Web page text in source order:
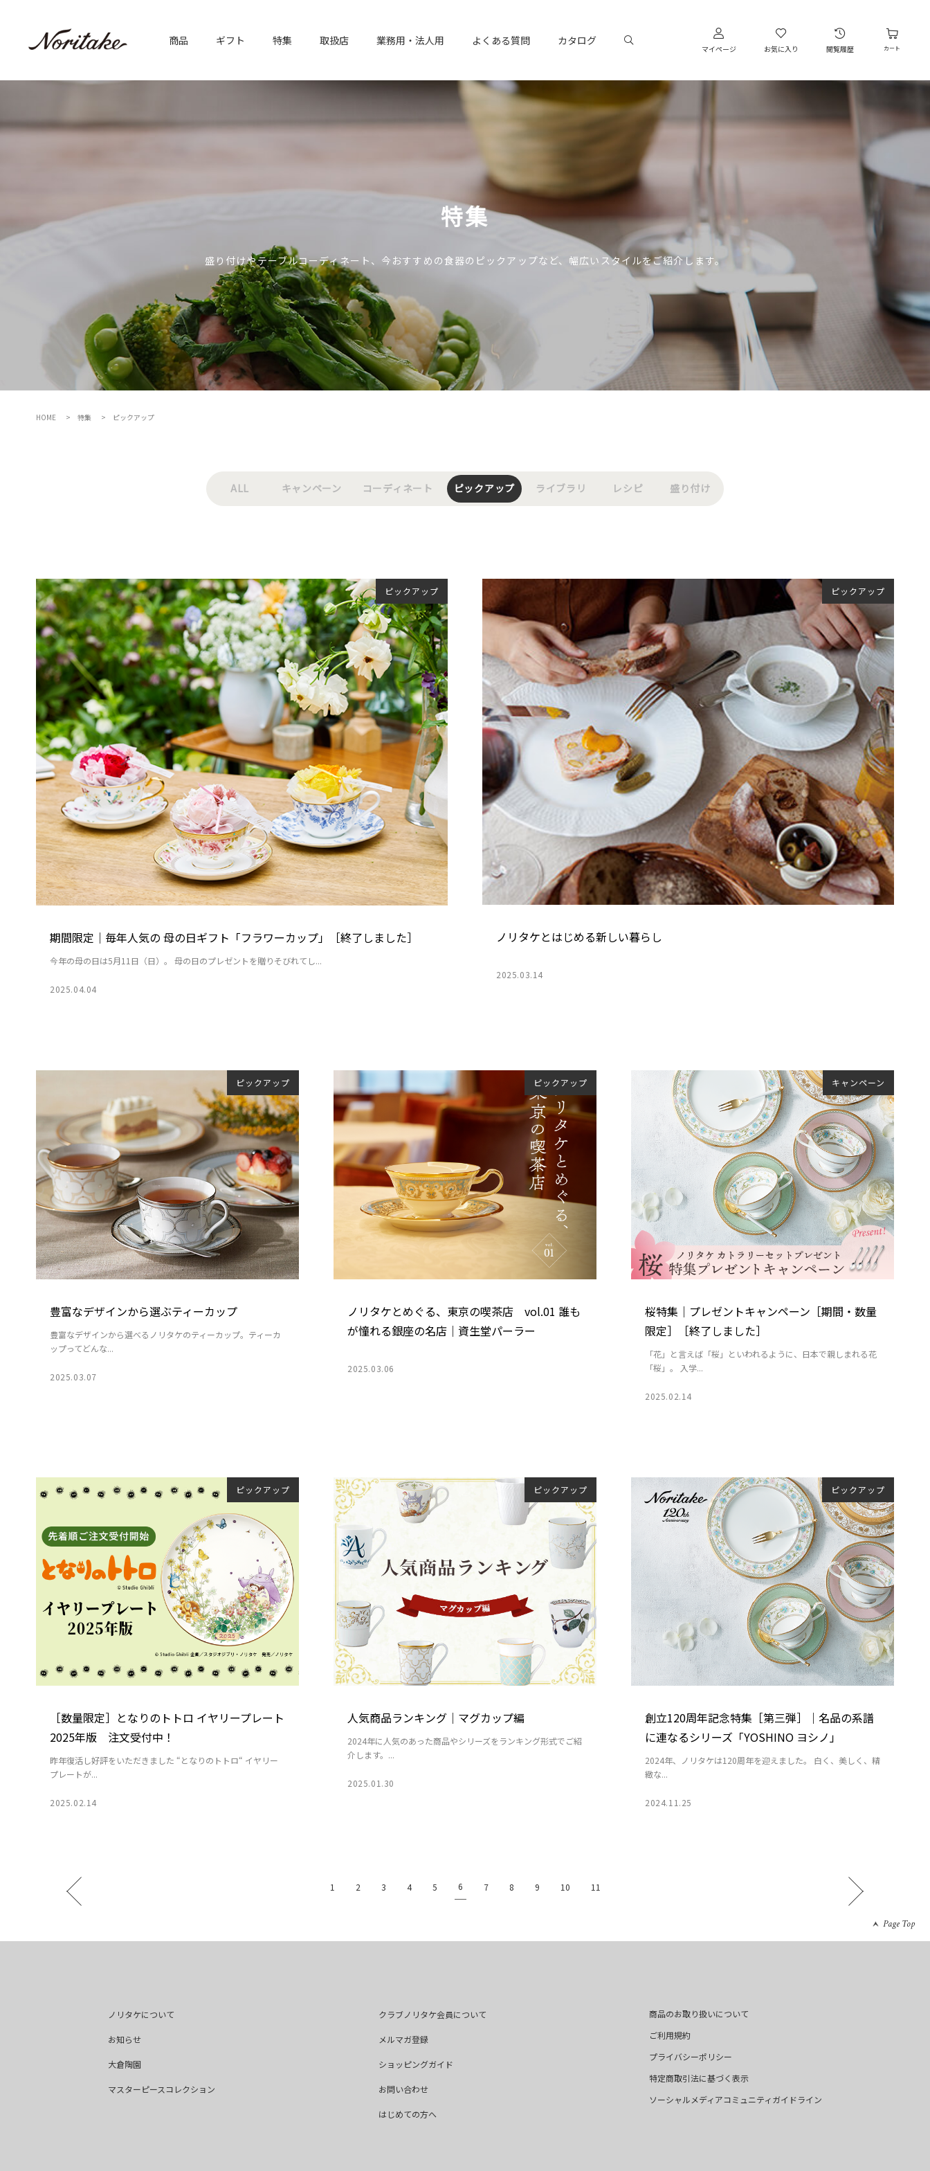
商品 ギフト 特集 取扱店 業務用・法人用 よくある質問 カタログ
マイページ お気に入り 閲覧履歴 カート
特集
盛り付けやテーブルコーディネート、今おすすめの食器のピックアップなど、幅広いスタイルをご紹介します。
HOME 特集 ピックアップ
ALL キャンペーン コーディネート ピックアップ ライブラリ レシピ 盛り付け
ピックアップ
期間限定｜毎年人気の 母の日ギフト「フラワーカップ」［終了しました］
今年の母の日は5月11日（日）。 母の日のプレゼントを贈りそびれてし...
2025.04.04
ピックアップ
ノリタケとはじめる新しい暮らし
2025.03.14
ピックアップ
豊富なデザインから選ぶティーカップ
豊富なデザインから選べるノリタケのティーカップ。ティーカ
ップってどんな...
2025.03.07
ピックアップ
ノリタケとめぐる、東京の喫茶店 vol.01 誰も
が憧れる銀座の名店｜資生堂パーラー
2025.03.06
キャンペーン
桜特集｜プレゼントキャンペーン［期間・数量
限定］［終了しました］
「花」と言えば「桜」といわれるように、日本で親しまれる花
「桜」。 入学...
2025.02.14
ピックアップ
［数量限定］となりのトトロ イヤリープレート
2025年版 注文受付中！
昨年復活し好評をいただきました “となりのトトロ“ イヤリー
プレートが...
2025.02.14
ピックアップ
人気商品ランキング｜マグカップ編
2024年に人気のあった商品やシリーズをランキング形式でご紹
介します。...
2025.01.30
ピックアップ
創立120周年記念特集［第三弾］｜名品の系譜
に連なるシリーズ「YOSHINO ヨシノ」
2024年、ノリタケは120周年を迎えました。 白く、美しく、精
緻な...
2024.11.25
1 2 3 4 5 6 7 8 9 10 11
Page Top
ノリタケについて
お知らせ
大倉陶園
マスターピースコレクション
クラブノリタケ会員について
メルマガ登録
ショッピングガイド
お問い合わせ
はじめての方へ
商品のお取り扱いについて
ご利用規約
プライバシーポリシー
特定商取引法に基づく表示
ソーシャルメディアコミュニティガイドライン